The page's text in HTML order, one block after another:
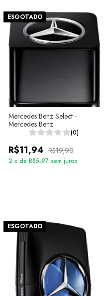
ESGOTADO
Mercedes Benz Select -
Mercedes Benz
(0)
R$11,94 R$19,90
2 x de R$5,97 sem juros
ESGOTADO